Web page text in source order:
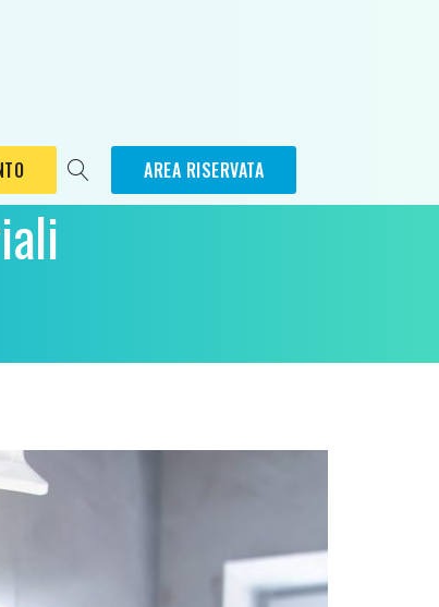
AREA RISERVATA